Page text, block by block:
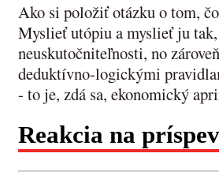
Ako si položiť otázku o tom,
Myslieť utópiu a myslieť ju
neuskutočniteľnosti, no
deduktívno-logickými
- to je, zdá sa, ekonomický
Reakcia na